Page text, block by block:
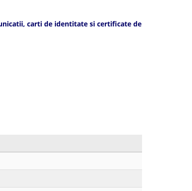
carti de identitate si certificate de